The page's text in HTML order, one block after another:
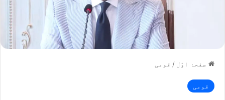
صفحۂ اوّل / قومی
قومی